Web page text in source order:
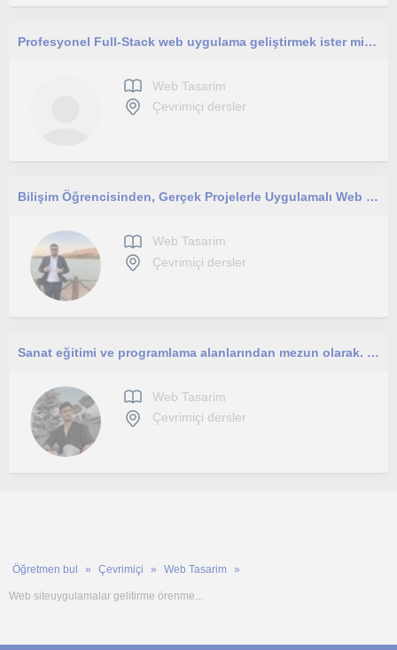
Profesyonel Full-Stack web uygulama geliştirmek ister misin ?
Web Tasarim
Çevrimiçi dersler
Bilişim Öğrencisinden, Gerçek Projelerle Uygulamalı Web Tasarım ve Kodlama Dersleri
Web Tasarim
Çevrimiçi dersler
Sanat eğitimi ve programlama alanlarından mezun olarak. Sanatsal düşünüp programlı ilerleyen biriyim. Ortaokul ve lise.
Web Tasarim
Çevrimiçi dersler
Öğretmen bul Çevrimiçi Web Tasarim
Web siteuygulamalar gelitirme örenme...